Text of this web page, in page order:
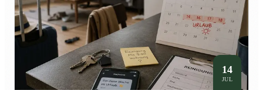
14
JUL